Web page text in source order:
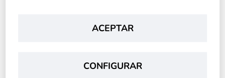
Archivado en
ACEPTAR
CONFIGURAR